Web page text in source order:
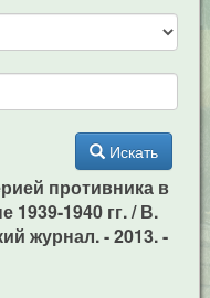
Искать
противника в
1939-1940 гг. / В.
журнал. - 2013. -